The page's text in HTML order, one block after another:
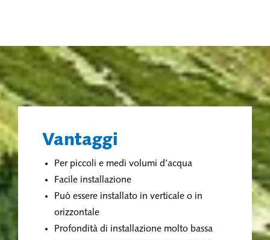
Vantaggi
Per piccoli e medi volumi d’acqua
Facile installazione
Può essere installato in verticale o in
orizzontale
Profondità di installazione molto bassa